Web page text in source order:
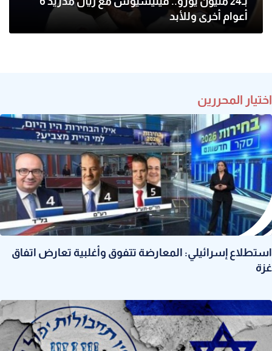
أعوام أخرى وللأبد
اختيار المحررين
استطلاع إسرائيلي: المعارضة تتفوق وأغلبية تعارض اتفاق
غزة